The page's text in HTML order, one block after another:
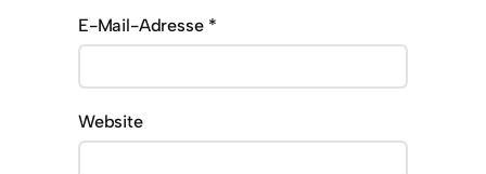
E-Mail-Adresse *
Website